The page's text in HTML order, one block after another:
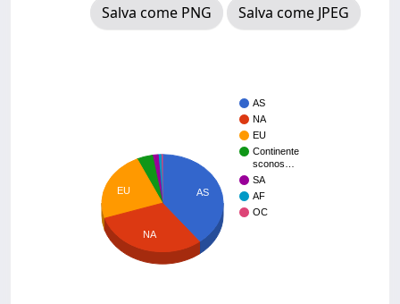
Salva come PNG
Salva come JPEG
AS
NA
EU
Continente
sconos…
SA
AF
OC
AS
EU
NA